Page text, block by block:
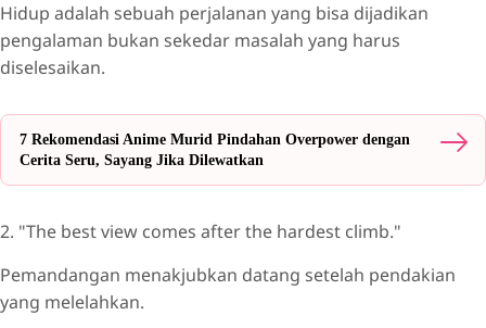
Hidup adalah sebuah perjalanan yang bisa dijadikan
pengalaman bukan sekedar masalah yang harus
diselesaikan.
7 Rekomendasi Anime Murid Pindahan Overpower dengan
Cerita Seru, Sayang Jika Dilewatkan
2. "The best view comes after the hardest climb."
Pemandangan menakjubkan datang setelah pendakian
yang melelahkan.